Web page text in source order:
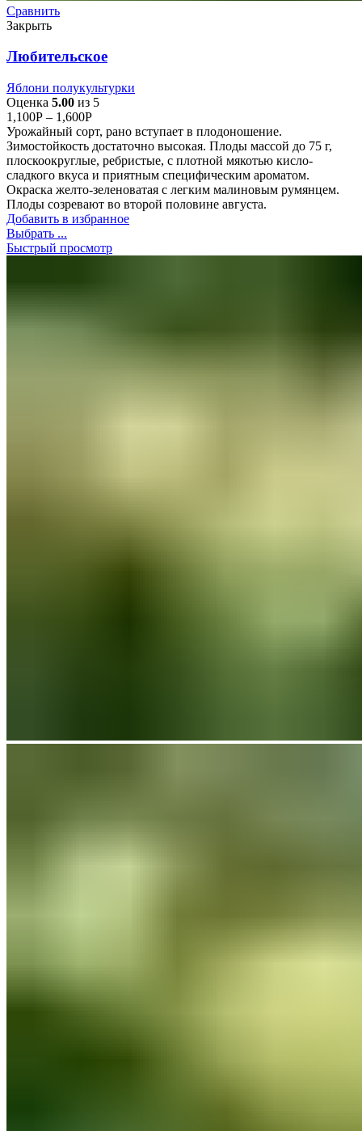
Сравнить
Закрыть
Любительское
Яблони полукультурки
Оценка 5.00 из 5
1,100Р – 1,600Р
Урожайный сорт, рано вступает в плодоношение.
Зимостойкость достаточно высокая. Плоды массой до 75 г,
плоскоокруглые, ребристые, с плотной мякотью кисло-
сладкого вкуса и приятным специфическим ароматом.
Окраска желто-зеленоватая с легким малиновым румянцем.
Плоды созревают во второй половине августа.
Добавить в избранное
Выбрать ...
Быстрый просмотр